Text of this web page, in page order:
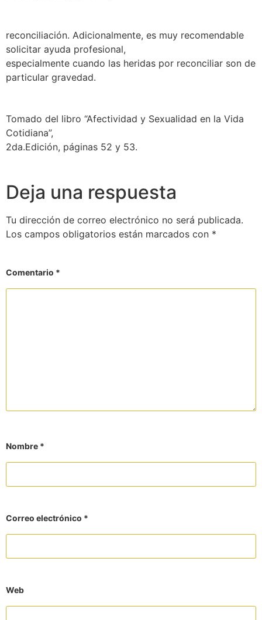
reconciliación. Adicionalmente, es muy recomendable
solicitar ayuda profesional,
especialmente cuando las heridas por reconciliar son de
particular gravedad.
Tomado del libro “Afectividad y Sexualidad en la Vida
Cotidiana”,
2da.Edición, páginas 52 y 53.
Deja una respuesta
Tu dirección de correo electrónico no será publicada.
Los campos obligatorios están marcados con *
Comentario *
Nombre *
Correo electrónico *
Web